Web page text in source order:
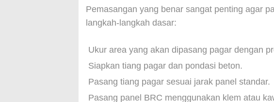
Pemasangan yang benar sangat penting agar
langkah-langkah dasar:
Ukur area yang akan dipasang pagar dengan
Siapkan tiang pagar dan pondasi beton.
Pasang tiang pagar sesuai jarak panel standar.
Pasang panel BRC menggunakan klem atau